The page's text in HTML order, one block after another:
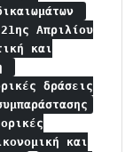
Απριλίου
και
δράσεις
και